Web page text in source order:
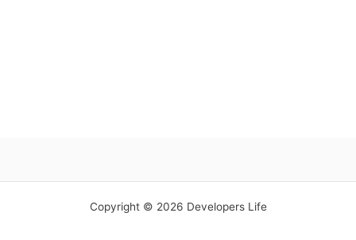
Copyright © 2026 Developers Life